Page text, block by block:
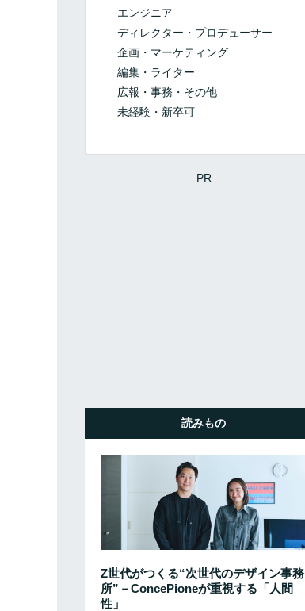
エンジニア
ディレクター・プロデューサー
企画・マーケティング
編集・ライター
広報・事務・その他
未経験・新卒可
PR
読みもの
Z世代がつくる“次世代のデザイン事務
所”－ConcePioneが重視する「人間
性」